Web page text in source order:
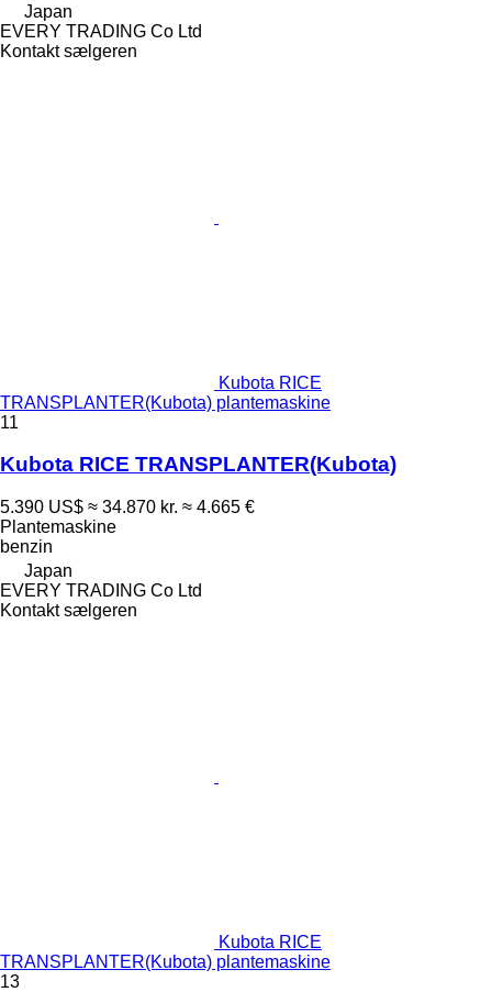
Japan
EVERY TRADING Co Ltd
Kontakt sælgeren
Kubota RICE
TRANSPLANTER(Kubota) plantemaskine
11
Kubota RICE TRANSPLANTER(Kubota)
5.390 US$ ≈ 34.870 kr. ≈ 4.665 €
Plantemaskine
benzin
Japan
EVERY TRADING Co Ltd
Kontakt sælgeren
Kubota RICE
TRANSPLANTER(Kubota) plantemaskine
13